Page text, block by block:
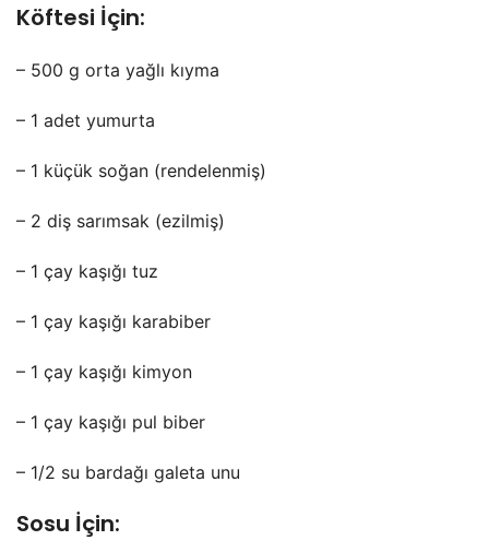
Köftesi İçin:
– 500 g orta yağlı kıyma
– 1 adet yumurta
– 1 küçük soğan (rendelenmiş)
– 2 diş sarımsak (ezilmiş)
– 1 çay kaşığı tuz
– 1 çay kaşığı karabiber
– 1 çay kaşığı kimyon
– 1 çay kaşığı pul biber
– 1/2 su bardağı galeta unu
Sosu İçin: